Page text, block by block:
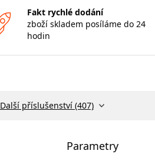
Fakt rychlé dodání
zboží skladem posíláme do 24
hodin
Další příslušenství (407)
Parametry